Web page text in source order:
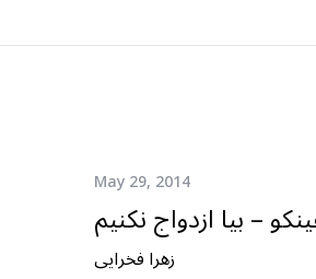
May 29, 2014
– بیا ازدواج نکنیم
زهرا فخرایی